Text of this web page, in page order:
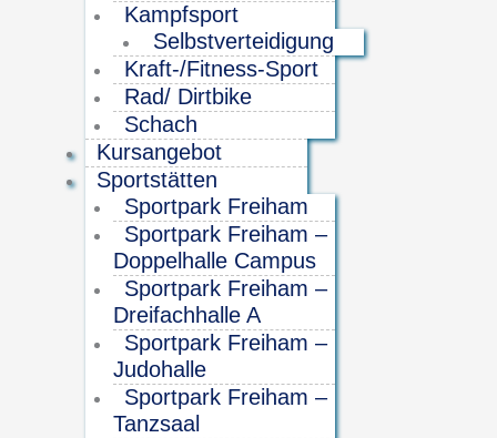
Kampfsport
Selbstverteidigung
Kraft-/Fitness-Sport
Rad/ Dirtbike
Schach
Kursangebot
Sportstätten
Sportpark Freiham
Sportpark Freiham –
Doppelhalle Campus
Sportpark Freiham –
Dreifachhalle A
Sportpark Freiham –
Judohalle
Sportpark Freiham –
Tanzsaal